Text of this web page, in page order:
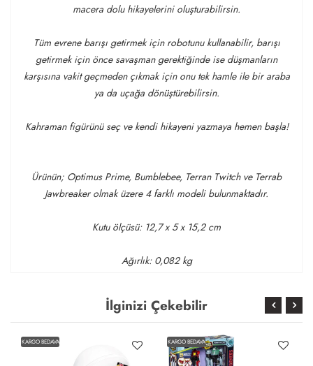
macera dolu hikayelerini oluşturabilirsin.
Tüm evrene barışı getirmek için robotunu kullanabilir, barışı
getirmek için önce savaşman gerektiğinde ise düşmanların
karşısına vakit geçmeden çıkmak için onu tek hamle ile bir araba
ya da uçağa dönüştürebilirsin.
Kahraman figürünü seç ve kendi hikayeni yazmaya hemen başla!
Ürünün; Optimus Prime, Bumblebee, Terran Twitch ve Terrab
Jawbreaker olmak üzere 4 farklı modeli bulunmaktadır.
Kutu ölçüsü: 12,7 x 5 x 15,2 cm
Ağırlık: 0,082 kg
İlginizi Çekebilir
KARGO BEDAVA KARGO BEDAVA